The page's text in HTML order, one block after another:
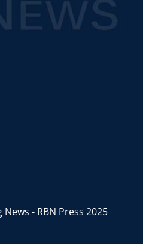
- RBN Press 2025